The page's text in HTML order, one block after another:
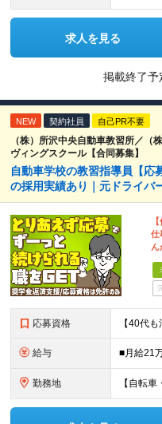
求人を見る
掲載終了予
NEW 契約社員 自己PR不要
（株）所沢中央自動車教習所／（
ヴィングスクール【合同募集】
自動車学校の教習指導員【応
の採用実績あり｜元ドライバ
仕
ん
応募資格
給与
勤務地